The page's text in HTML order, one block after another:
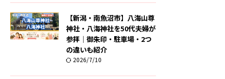
【新潟・南魚沼市】八海山尊
神社・八海神社を50代夫婦が
参拝｜御朱印・駐車場・2つ
の違いも紹介
2026/7/10